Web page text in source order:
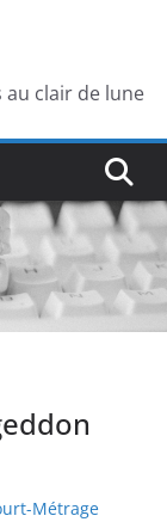
au clair de lune
Métrage